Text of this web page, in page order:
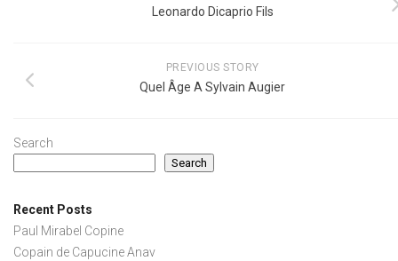
Leonardo Dicaprio Fils
PREVIOUS STORY
Quel Âge A Sylvain Augier
Search
Search
Recent Posts
Paul Mirabel Copine
Copain de Capucine Anav